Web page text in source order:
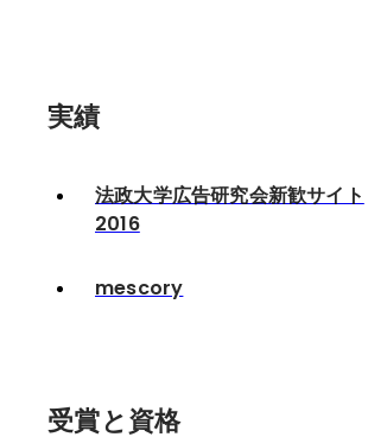
実績
法政大学広告研究会新歓サイト
2016
mescory
受賞と資格